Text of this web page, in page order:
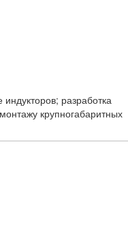
разработка
крупногабаритных